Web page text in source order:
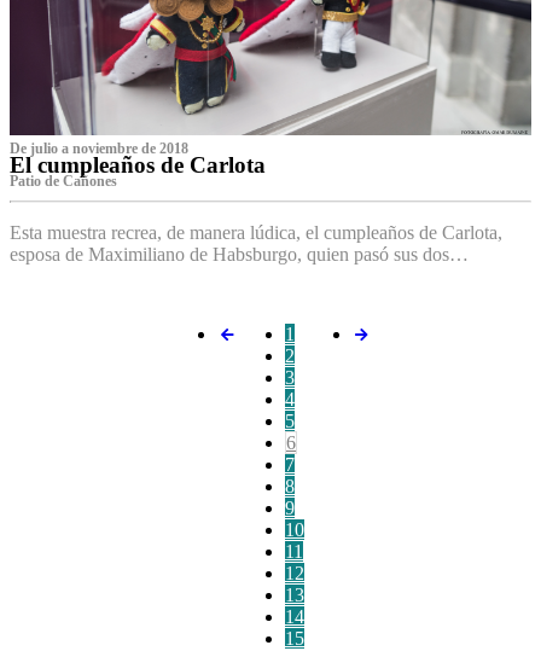
De julio a noviembre de 2018
El cumpleaños de Carlota
Patio de Cañones
Esta muestra recrea, de manera lúdica, el cumpleaños de Carlota,
esposa de Maximiliano de Habsburgo, quien pasó sus dos…
1
2
3
4
5
6
7
8
9
10
11
12
13
14
15